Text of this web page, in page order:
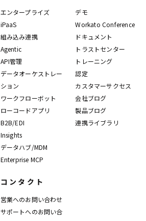
エンタープライズ
iPaaS
組み込み連携
Agentic
API管理
データオーケストレー
ション
ワークフローボット
ローコードアプリ
B2B/EDI
Insights
データハブ/MDM
Enterprise MCP
デモ
Workato Conference
ドキュメント
トラストセンター
トレーニング
認定
カスタマーサクセス
会社ブログ
製品ブログ
連携ライブラリ
コンタクト
営業へのお問い合わせ
サポートへのお問い合